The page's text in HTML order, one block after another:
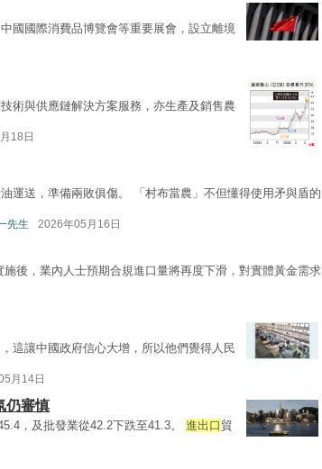
國國際消費品博覽會等重要展會，設立離境
術與供應鏈解決方案服務，亦生產及銷售農
18日
運送，準備兩敗俱傷。 「村布當農」不但懂得使用矛與盾的
先生 2026年05月16日
施後，業內人士預期合規進口量將再度下滑，對實體黃金需求
這讓中國政府信心大增，所以他們覺得人民
月14日
仍審慎
，及批發業從42.2下跌至41.3。 進出口 貿